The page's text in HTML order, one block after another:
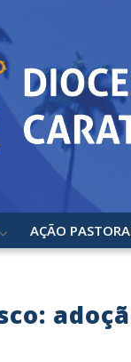
AÇÃO